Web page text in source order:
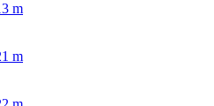
m
m